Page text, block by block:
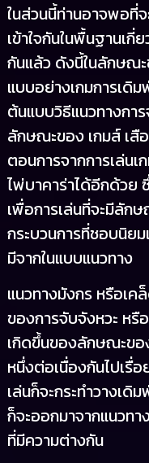
ในส่วนนี้ท่านอาจพอที่
เข้าใจกันในพื้นฐานเกี่
กันแล้ว ดังนี้ในลักษณ
แบบอย่างเกมการเดิ
ต้นแบบวิธีแนวทางการ
ลักษณะของ เกมส์ เสื
ตอนการจากการเล่น
ไพ่บาคาร่าได้อีกด้วย
เพื่อการเล่นที่จะมีลัก
กระบวนการที่ชอบนิยม
มีจากในแบบแนวทาง
แนวทางมังกร หรือเ
ของการจับจังหวะ หรื
เกิดขึ้นของลักษณะขอ
หนึ่งต่อเนื่องกันไปเรื่
เล่นก็จะกระทำวางเ
ก็จะออกมาจากแนวท
ที่มีความต่างกัน